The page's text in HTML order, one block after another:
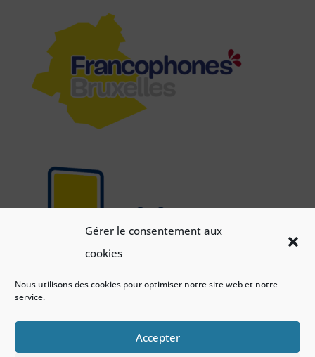
Gérer le consentement aux
cookies
Nous utilisons des cookies pour optimiser notre site web et notre
service.
Accepter